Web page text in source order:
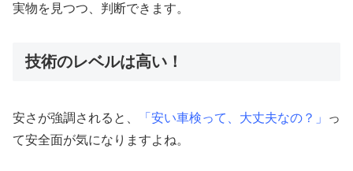
実物を見つつ、判断できます。
技術のレベルは高い！
安さが強調されると、 「安い車検って、大丈夫なの？」
っ
て安全面が気になりますよね。